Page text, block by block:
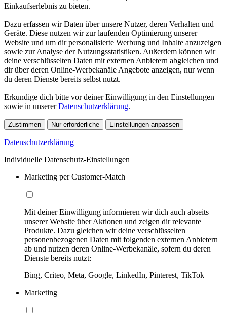
Einkaufserlebnis zu bieten.
Dazu erfassen wir Daten über unsere Nutzer, deren Verhalten und
Geräte. Diese nutzen wir zur laufenden Optimierung unserer
Website und um dir personalisierte Werbung und Inhalte anzuzeigen
sowie zur Analyse der Nutzungsstatistiken. Außerdem können wir
deine verschlüsselten Daten mit externen Anbietern abgleichen und
dir über deren Online-Werbekanäle Angebote anzeigen, nur wenn
du deren Dienste bereits selbst nutzt.
Erkundige dich bitte vor deiner Einwilligung in den Einstellungen
sowie in unsererDatenschutzerklärung.
Zustimmen Nur erforderliche Einstellungen anpassen
Datenschutzerklärung
Individuelle Datenschutz-Einstellungen
Marketing per Customer-Match
Mit deiner Einwilligung informieren wir dich auch abseits
unserer Website über Aktionen und zeigen dir relevante
Produkte. Dazu gleichen wir deine verschlüsselten
personenbezogenen Daten mit folgenden externen Anbietern
ab und nutzen deren Online-Werbekanäle, sofern du deren
Dienste bereits nutzt:
Bing, Criteo, Meta, Google, LinkedIn, Pinterest, TikTok
Marketing